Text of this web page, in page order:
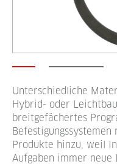
Unterschiedliche
Hybrid- oder
breitgefächertes
Produkte hinzu, weil
Aufgaben immer neue